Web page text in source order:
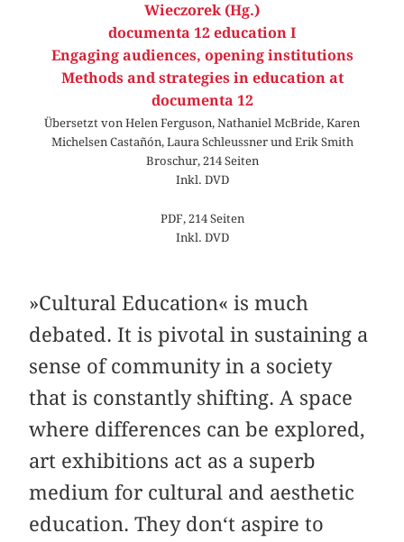
Wieczorek (Hg.)
documenta 12 education I
Engaging audiences, opening institutions
Methods and strategies in education at
documenta 12
Übersetzt von Helen Ferguson, Nathaniel McBride, Karen
Michelsen Castañón, Laura Schleussner und Erik Smith
Broschur, 214 Seiten
Inkl. DVD
PDF, 214 Seiten
Inkl. DVD
»Cultural Education« is much
debated. It is pivotal in sustaining a
sense of community in a society
that is constantly shifting. A space
where differences can be explored,
art exhibitions act as a superb
medium for cultural and aesthetic
education. They don‘t aspire to